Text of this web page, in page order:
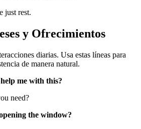
rest.
y Ofrecimientos
diarias. Usa estas líneas para
de manera natural.
me with this?
need?
the window?